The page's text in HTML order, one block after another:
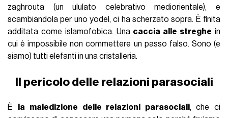
zaghrouta (un ululato celebrativo mediorientale), e
scambiandola per uno yodel, ci ha scherzato sopra. È finita
additata come islamofobica. Una caccia alle streghe in
cui è impossibile non commettere un passo falso. Sono (e
siamo) tutti elefanti in una cristalleria.
Il pericolo delle relazioni parasociali
È la maledizione delle relazioni parasociali, che ci